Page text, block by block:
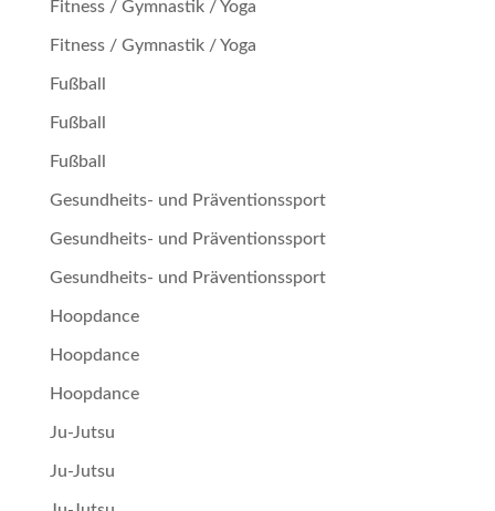
Fitness / Gymnastik / Yoga
Fitness / Gymnastik / Yoga
Fußball
Fußball
Fußball
Gesundheits- und Präventionssport
Gesundheits- und Präventionssport
Gesundheits- und Präventionssport
Hoopdance
Hoopdance
Hoopdance
Ju-Jutsu
Ju-Jutsu